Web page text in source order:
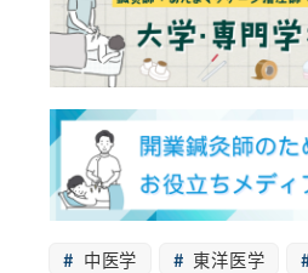
中医学 東洋医学